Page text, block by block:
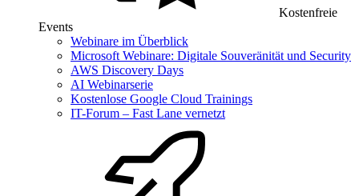
Kostenfreie
Events
Webinare im Überblick
Microsoft Webinare: Digitale Souveränität und Security
AWS Discovery Days
AI Webinarserie
Kostenlose Google Cloud Trainings
IT-Forum – Fast Lane vernetzt